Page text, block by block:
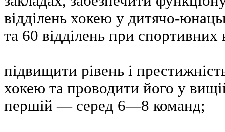
відділень хокею у дитячо-
та 60 відділень при спортивних
підвищити рівень і
хокею та проводити його у
першій — серед 6—8 команд;